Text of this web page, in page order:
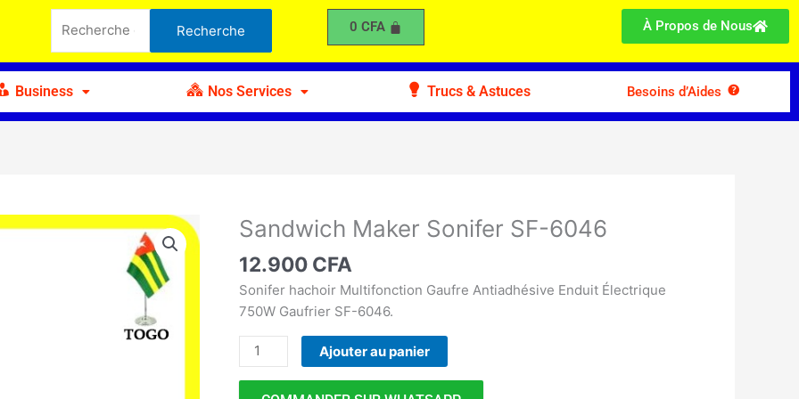
pour :
Recherche 0 CFA À Propos de Nous
Business Nos Services Trucs & Astuces Besoins d’Aides
Sandwich Maker Sonifer SF-6046
12.900 CFA
Sonifer hachoir Multifonction Gaufre Antiadhésive Enduit Électrique
750W Gaufrier SF-6046.
quantité
Sandwich
Maker
Sonifer
6046
Ajouter au panier
6046